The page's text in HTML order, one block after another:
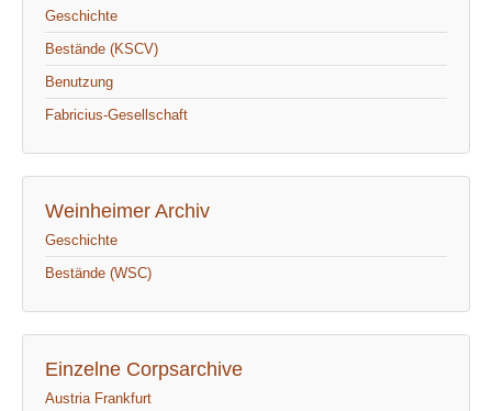
Geschichte
Bestände (KSCV)
Benutzung
Fabricius-Gesellschaft
Weinheimer Archiv
Geschichte
Bestände (WSC)
Einzelne Corpsarchive
Austria Frankfurt